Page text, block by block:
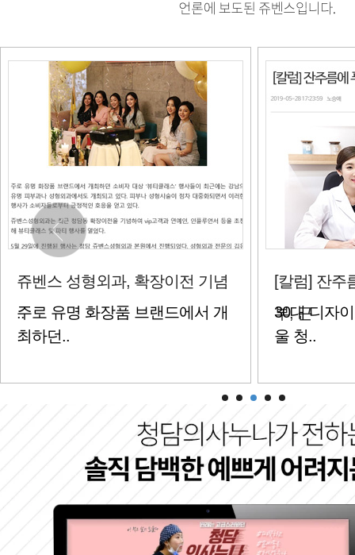
[칼럼] 잔주름에 푸석푸석한 피
부, 근
30대 디자이너 안재영씨(가명, 서
울 청..
[칼럼] 다양
하..
100세 시대
강하게..